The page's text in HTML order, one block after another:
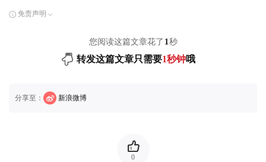
免责声明
您阅读这篇文章花了 1秒
转发这篇文章只需要1秒钟哦
分享至： 新浪微博
0